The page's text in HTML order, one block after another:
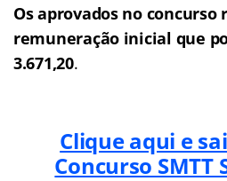
Os aprovados no concurso
remuneração inicial que
3.671,20.
Clique aqui e
Concurso SMTT